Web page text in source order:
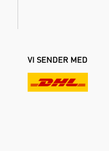
VI SENDER MED